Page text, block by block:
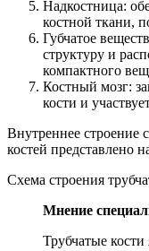
Надкостница:
костной ткани,
Губчатое
структуру и
компактного
Костный мозг:
кости и
Внутреннее строение
костей представлено
Схема строения
Мнение
Трубчатые